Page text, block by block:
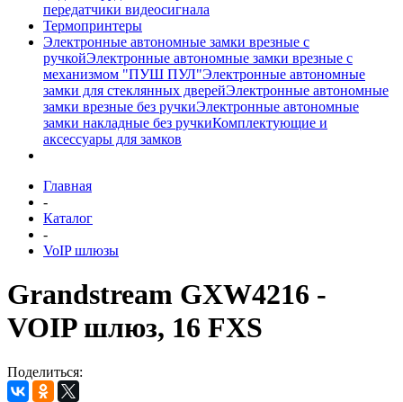
передатчики видеосигнала
Термопринтеры
Электронные автономные замки врезные с
ручкойЭлектронные автономные замки врезные с
механизмом "ПУШ ПУЛ"Электронные автономные
замки для стеклянных дверейЭлектронные автономные
замки врезные без ручкиЭлектронные автономные
замки накладные без ручкиКомплектующие и
аксессуары для замков
Главная
-
Каталог
-
VoIP шлюзы
Grandstream GXW4216 -
VOIP шлюз, 16 FXS
Поделиться: